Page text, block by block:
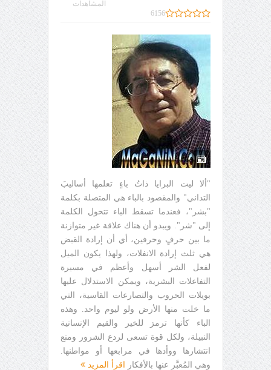
المشاهدات
6156
"ألا ليت البرايا ذاتُ باءٍ تعلمها أساليبَ
التداني" والمقصود بالباء هي المتصلة بكلمة
"بشر"، فعندما تسقط الباء تتحول الكلمة
إلى "شر". ويبدو أن هناك علاقة غير متوازنة
ما بين حرفٍ وحرفين، أي أن إرادة القبض
هي ثلث إرادة الانفلات، ولهذا يكون الميل
لفعل الشر أسهل وأعظم في مسيرة
التفاعلات البشرية، ويمكن الاستدلال عليها
بويلات الحروب والتصارعات القاسية، التي
ما خلت منها الأرض ولو ليوم واحد. وهذه
الباء كأنها ترمز للخير والقيم الإنسانية
النبيلة، ولكل قوة تسعى لردع الشرور ومنع
انتشارها ووأدها في مرابعها أو مواطنها.
وهي المُعبَّر عنها بالأفكار
اقرأ المزيد